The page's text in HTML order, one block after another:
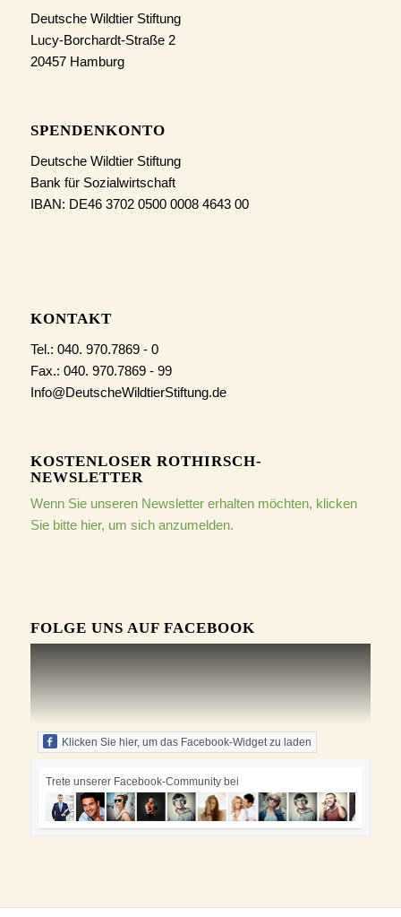
Deutsche Wildtier Stiftung
Lucy-Borchardt-Straße 2
20457 Hamburg
SPENDENKONTO
Deutsche Wildtier Stiftung
Bank für Sozialwirtschaft
IBAN: DE46 3702 0500 0008 4643 00
KONTAKT
Tel.: 040. 970.7869 - 0
Fax.: 040. 970.7869 - 99
Info@DeutscheWildtierStiftung.de
KOSTENLOSER ROTHIRSCH-
NEWSLETTER
Wenn Sie unseren Newsletter erhalten möchten, klicken
Sie bitte hier, um sich anzumelden.
FOLGE UNS AUF FACEBOOK
Klicken Sie hier, um das Facebook-Widget zu laden
Trete unserer Facebook-Community bei